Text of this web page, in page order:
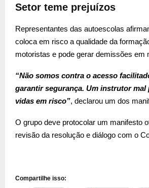
Setor teme prejuízos
Representantes das autoescolas
coloca em risco a qualidade da
motoristas e pode gerar demissões em
“Não somos contra o acesso
garantir segurança. Um instrutor mal
vidas em risco”, declarou um dos
O grupo deve protocolar um manifesto
revisão da resolução e diálogo com o
Compartilhe isso: